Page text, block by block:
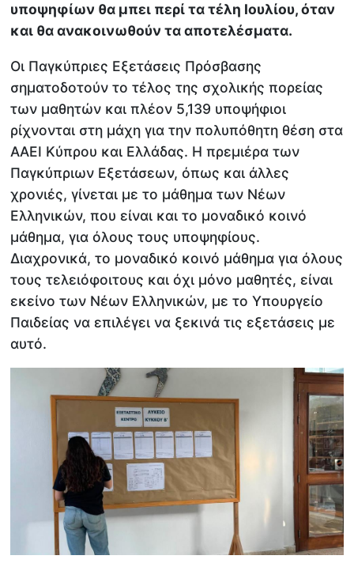
υποψηφίων θα μπει περί τα τέλη Ιουλίου, όταν
και θα ανακοινωθούν τα αποτελέσματα.
Οι Παγκύπριες Εξετάσεις Πρόσβασης
σηματοδοτούν το τέλος της σχολικής πορείας
των μαθητών και πλέον 5,139 υποψήφιοι
ρίχνονται στη μάχη για την πολυπόθητη θέση στα
ΑΑΕΙ Κύπρου και Ελλάδας. Η πρεμιέρα των
Παγκύπριων Εξετάσεων, όπως και άλλες
χρονιές, γίνεται με το μάθημα των Νέων
Ελληνικών, που είναι και το μοναδικό κοινό
μάθημα, για όλους τους υποψηφίους.
Διαχρονικά, το μοναδικό κοινό μάθημα για όλους
τους τελειόφοιτους και όχι μόνο μαθητές, είναι
εκείνο των Νέων Ελληνικών, με το Υπουργείο
Παιδείας να επιλέγει να ξεκινά τις εξετάσεις με
αυτό.​